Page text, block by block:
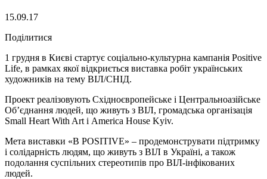
15.09.17
Поділитися
1 грудня в Києві стартує соціально-культурна кампанія Positive
Life, в рамках якої відкриється виставка робіт українських
художників на тему ВІЛ/СНІД.
Проект реалізовують Східноєвропейське і Центральноазійське
Об’єднання людей, що живуть з ВІЛ, громадська організація
Small Heart With Art і America House Kyiv.
Мета виставки «B POSITIVE» – продемонструвати підтримку
і солідарність людям, що живуть з ВІЛ в Україні, а також
подолання суспільних стереотипів про ВІЛ-інфікованих
людей.